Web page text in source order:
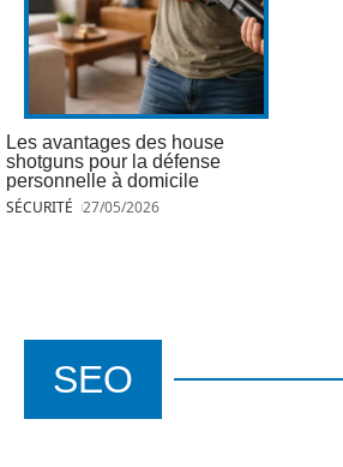
Les avantages des house
shotguns pour la défense
personnelle à domicile
SÉCURITÉ 27/05/2026
SEO